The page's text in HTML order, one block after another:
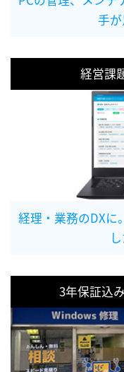
手
経営課
経理・業務のDXに
3年保証込